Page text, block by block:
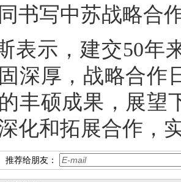
书写中苏战略合
表示，建交50年
深厚，战略合作
丰硕成果，展望
化和拓展合作，
推荐给朋友：